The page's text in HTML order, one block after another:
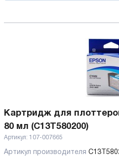
Картридж для
80 мл (C13T580200)
Артикул: 107-007665
Артикул производителя